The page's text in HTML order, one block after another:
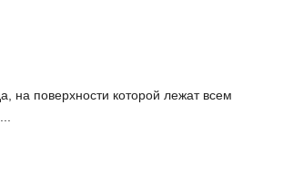
на поверхности которой лежат всем